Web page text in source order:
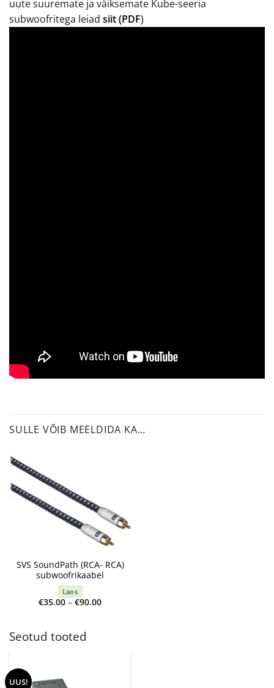
uute suuremate ja väiksemate Kube-seeria
subwoofritega leiad siit (PDF)
SULLE VÕIB MEELDIDA KA…
SVS SoundPath (RCA- RCA)
subwoofrikaabel
Laos
€35.00 – €90.00Price
Seotud tooted
UUS!